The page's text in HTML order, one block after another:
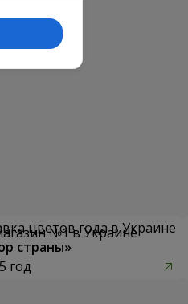
цветов года в Украине
страны»
год